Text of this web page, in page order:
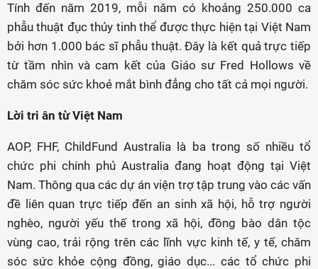
Tính đến năm 2019, mỗi năm có khoảng 250.000 ca
phẫu thuật đục thủy tinh thể được thực hiện tại Việt Nam
bởi hơn 1.000 bác sĩ phẫu thuật. Đây là kết quả trực tiếp
từ tầm nhìn và cam kết của Giáo sư Fred Hollows về
chăm sóc sức khoẻ mắt bình đẳng cho tất cả mọi người.
Lời tri ân từ Việt Nam
AOP, FHF, ChildFund Australia là ba trong số nhiều tổ
chức phi chính phủ Australia đang hoạt động tại Việt
Nam. Thông qua các dự án viện trợ tập trung vào các vấn
đề liên quan trực tiếp đến an sinh xã hội, hỗ trợ người
nghèo, người yếu thế trong xã hội, đồng bào dân tộc
vùng cao, trải rộng trên các lĩnh vực kinh tế, y tế, chăm
sóc sức khỏe cộng đồng, giáo dục... các tổ chức phi